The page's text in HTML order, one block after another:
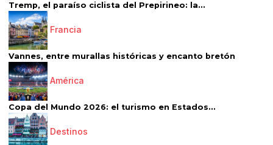
Tremp, el paraíso ciclista del Prepirineo: la...
Francia
Vannes, entre murallas históricas y encanto bretón
América
Copa del Mundo 2026: el turismo en Estados...
Destinos